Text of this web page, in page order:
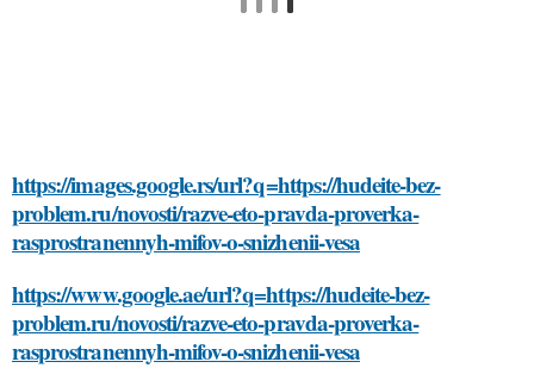
https://images.google.rs/url?q=https://hudeite-bez-
problem.ru/novosti/razve-eto-pravda-proverka-
rasprostranennyh-mifov-o-snizhenii-vesa
https://www.google.ae/url?q=https://hudeite-bez-
problem.ru/novosti/razve-eto-pravda-proverka-
rasprostranennyh-mifov-o-snizhenii-vesa